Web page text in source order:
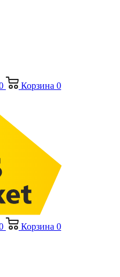
Корзина 0
Корзина 0